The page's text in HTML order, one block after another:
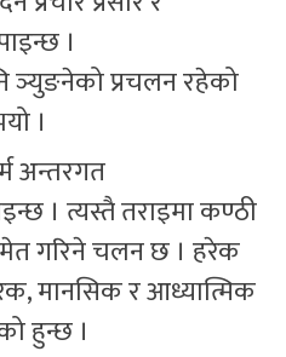
।
ञ्युङनेको प्रचलन रहेको
।
अन्तरगत
। त्यस्तै तराइमा कण्ठी
गरिने चलन छ । हरेक
मानसिक र आध्यात्मिक
हुन्छ ।